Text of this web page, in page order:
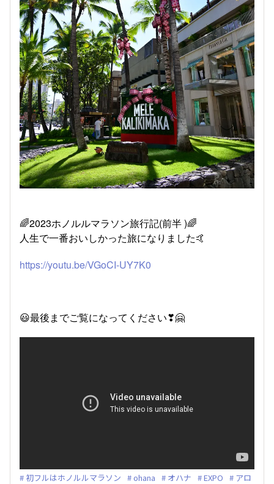
🌈2023ホノルルマラソン旅行記(前半 )🌈
人生で一番おいしかった旅になりました🤙
https://youtu.be/VGoCI-UY7K0
😃最後までご覧になってください❣🤗
初フルはホノルルマラソン ohana オハナ EXPO
アロ